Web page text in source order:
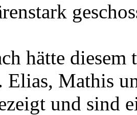
hätte
Elias, Mathis
und sind